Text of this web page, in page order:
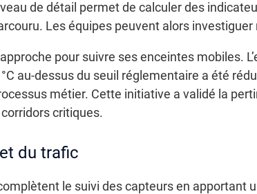
de détail permet de calculer des
Les équipes peuvent alors
pour suivre ses enceintes mobiles.
au-dessus du seuil réglementaire a été
métier. Cette initiative a validé la
critiques.
du trafic
le suivi des capteurs en apportant